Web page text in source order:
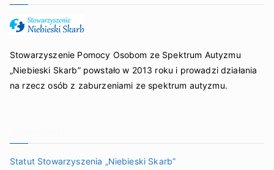
Stowarzyszenie Pomocy Osobom ze Spektrum Autyzmu
„Niebieski Skarb” powstało w 2013 roku i prowadzi działania
na rzecz osób z zaburzeniami ze spektrum autyzmu.
Statut Stowarzyszenia „Niebieski Skarb”